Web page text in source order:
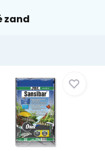
zand